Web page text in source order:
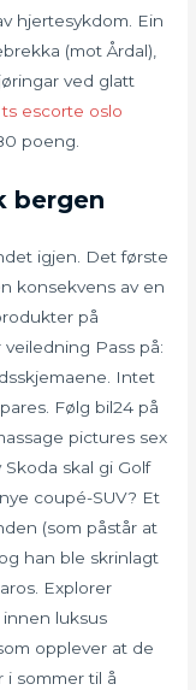
hjertesykdom. Ein
(mot Årdal),
ved glatt
escorte oslo
poeng.
bergen
igjen. Det første
konsekvens av en
på
Pass på:
Intet
Følg bil24 på
pictures sex
skal gi Golf
coupé-SUV? Et
(som påstår at
han ble skrinlagt
Explorer
luksus
opplever at de
sommer til å